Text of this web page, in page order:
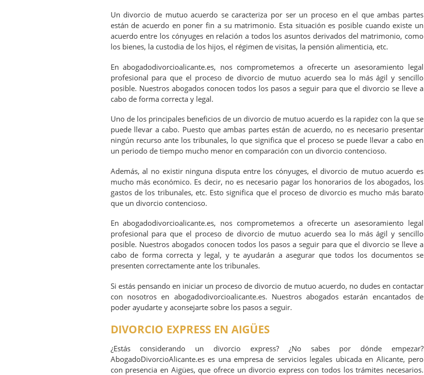
Un divorcio de mutuo acuerdo se caracteriza por ser un proceso en el que ambas partes
están de acuerdo en poner fin a su matrimonio. Esta situación es posible cuando existe un
acuerdo entre los cónyuges en relación a todos los asuntos derivados del matrimonio, como
los bienes, la custodia de los hijos, el régimen de visitas, la pensión alimenticia, etc.
En abogadodivorcioalicante.es, nos comprometemos a ofrecerte un asesoramiento legal
profesional para que el proceso de divorcio de mutuo acuerdo sea lo más ágil y sencillo
posible. Nuestros abogados conocen todos los pasos a seguir para que el divorcio se lleve a
cabo de forma correcta y legal.
Uno de los principales beneficios de un divorcio de mutuo acuerdo es la rapidez con la que se
puede llevar a cabo. Puesto que ambas partes están de acuerdo, no es necesario presentar
ningún recurso ante los tribunales, lo que significa que el proceso se puede llevar a cabo en
un periodo de tiempo mucho menor en comparación con un divorcio contencioso.
Además, al no existir ninguna disputa entre los cónyuges, el divorcio de mutuo acuerdo es
mucho más económico. Es decir, no es necesario pagar los honorarios de los abogados, los
gastos de los tribunales, etc. Esto significa que el proceso de divorcio es mucho más barato
que un divorcio contencioso.
En abogadodivorcioalicante.es, nos comprometemos a ofrecerte un asesoramiento legal
profesional para que el proceso de divorcio de mutuo acuerdo sea lo más ágil y sencillo
posible. Nuestros abogados conocen todos los pasos a seguir para que el divorcio se lleve a
cabo de forma correcta y legal, y te ayudarán a asegurar que todos los documentos se
presenten correctamente ante los tribunales.
Si estás pensando en iniciar un proceso de divorcio de mutuo acuerdo, no dudes en contactar
con nosotros en abogadodivorcioalicante.es. Nuestros abogados estarán encantados de
poder ayudarte y aconsejarte sobre los pasos a seguir.
DIVORCIO EXPRESS EN AIGÜES
¿Estás considerando un divorcio express? ¿No sabes por dónde empezar?
AbogadoDivorcioAlicante.es es una empresa de servicios legales ubicada en Alicante, pero
con presencia en Aigües, que ofrece un divorcio express con todos los trámites necesarios.